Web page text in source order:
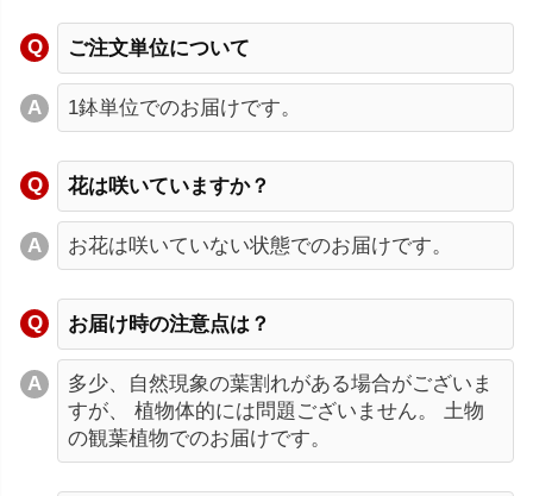
ご注文単位について
1鉢単位でのお届けです。
花は咲いていますか？
お花は咲いていない状態でのお届けです。
お届け時の注意点は？
多少、自然現象の葉割れがある場合がございま
すが、 植物体的には問題ございません。 土物
の観葉植物でのお届けです。